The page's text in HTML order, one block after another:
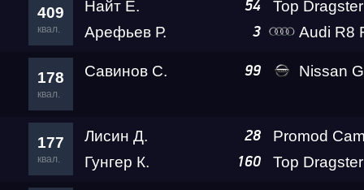
409
квал.
Найт Е. 54
Арефьев Р. 3 Audi R8 Rokot
178
квал.
Савинов С. 99 Nissan GT-R
177
квал.
Лисин Д. 28
Гунгер К. 160